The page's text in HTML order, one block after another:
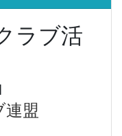
ラブ活
連盟